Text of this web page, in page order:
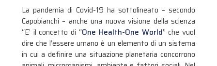
La pandemia di Covid-19 ha sottolineato – secondo
Capobianchi – anche una nuova visione della scienza
“E’ il concetto di “One Health-One World” che vuol
dire che l’essere umano è un elemento di un sistema
in cui a definire una situazione planetaria concorrono